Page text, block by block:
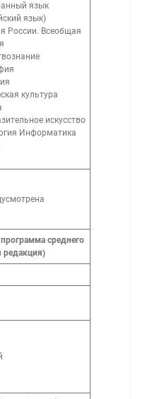
язык
язык)
России. Всеобщая
культура
искусство
Информатика
среднего
редакция)